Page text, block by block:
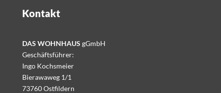
Kontakt
DAS WOHNHAUS gGmbH
Geschäftsführer:
Ingo Kochsmeier
Bierawaweg 1/1
73760 Ostfildern